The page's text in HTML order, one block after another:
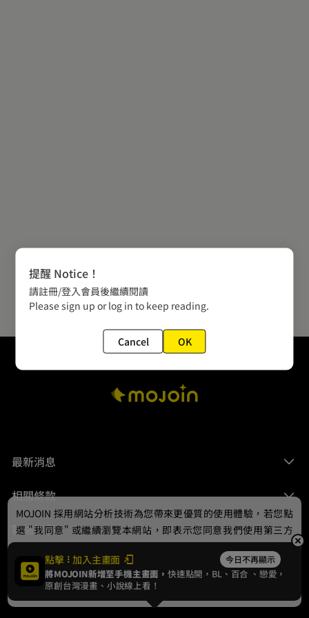
最新消息
相關條款
聯絡我們
© 2024 gamania Digital Entertainment Co., Ltd.
點擊 加入主畫面 今日不再顯示
將MOJOIN新增至手機主畫面，快速點開，BL、 百合 、戀愛，
原創台灣漫畫、小說線上看！
MOJOIN 採用網站分析技術為您帶來更優質的使用體驗，若您點
選 "我同意" 或繼續瀏覽本網站，即表示您同意我們使用第三方
Cookie，欲瞭解更多資訊請見隱私權政策。
我同意
提醒 Notice！
請註冊/登入會員後繼續閱讀
Please sign up or log in to keep reading.
Cancel OK